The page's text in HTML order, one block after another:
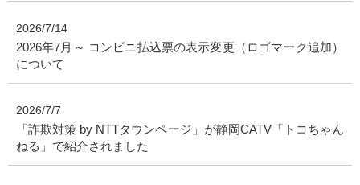
2026/7/14
2026年7月～ コンビニ払込票の表示変更（ロゴマーク追加）
について
2026/7/7
「詐欺対策 by NTTタウンページ」が静岡CATV「トコちゃん
ねる」で紹介されました